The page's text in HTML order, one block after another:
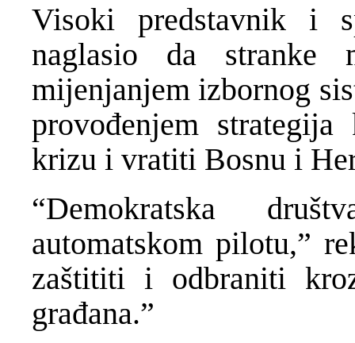
Visoki predstavnik i
naglasio da
mijenjanjem izbornog
provođenjem
krizu i vratiti Bosnu i
“Demokratska
automatskom pilotu,”
zaštititi i odbraniti
građana.”